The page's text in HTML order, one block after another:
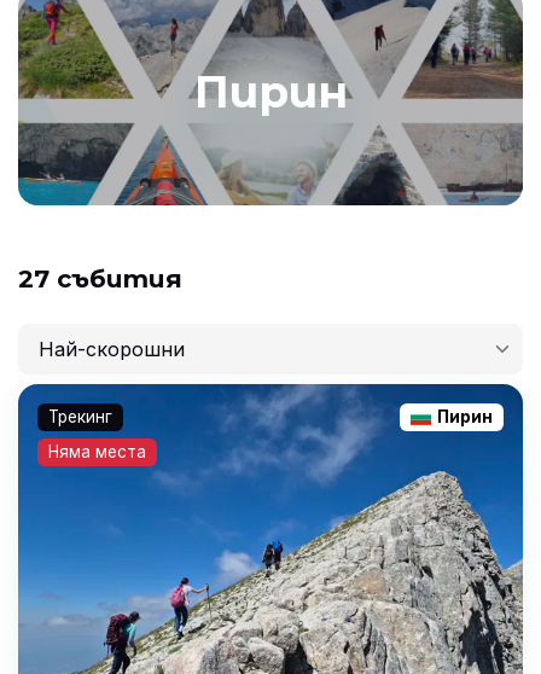
Пирин
27 събития
Най-скорошни
Най-ниска цена
Най-висока цена
Трекинг
Пирин
Няма места